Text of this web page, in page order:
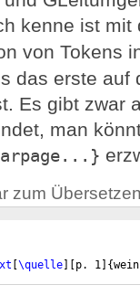
kenne ist
von Tokens
das erste auf
Es gibt zwar
man
zum
\quelle p. 1 {